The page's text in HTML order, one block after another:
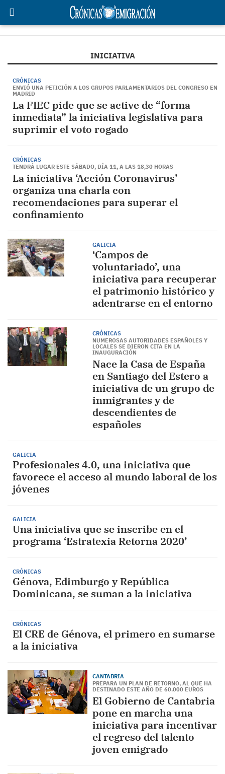
INICIATIVA
CRÓNICAS
ENVIÓ UNA PETICIÓN A LOS GRUPOS PARLAMENTARIOS DEL CONGRESO EN
MADRID
La FIEC pide que se active de “forma
inmediata” la iniciativa legislativa para
suprimir el voto rogado
CRÓNICAS
TENDRÁ LUGAR ESTE SÁBADO, DÍA 11, A LAS 18,30 HORAS
La iniciativa ‘Acción Coronavirus’
organiza una charla con
recomendaciones para superar el
confinamiento
GALICIA
‘Campos de
voluntariado’, una
iniciativa para recuperar
el patrimonio histórico y
adentrarse en el entorno
CRÓNICAS
NUMEROSAS AUTORIDADES ESPAÑOLES Y
LOCALES SE DIERON CITA EN LA
INAUGURACIÓN
Nace la Casa de España
en Santiago del Estero a
iniciativa de un grupo de
inmigrantes y de
descendientes de
españoles
GALICIA
Profesionales 4.0, una iniciativa que
favorece el acceso al mundo laboral de los
jóvenes
GALICIA
Una iniciativa que se inscribe en el
programa ‘Estratexia Retorna 2020’
CRÓNICAS
Génova, Edimburgo y República
Dominicana, se suman a la iniciativa
CRÓNICAS
El CRE de Génova, el primero en sumarse
a la iniciativa
CANTABRIA
PREPARA UN PLAN DE RETORNO, AL QUE HA
DESTINADO ESTE AÑO DE 60.000 EUROS
El Gobierno de Cantabria
pone en marcha una
iniciativa para incentivar
el regreso del talento
joven emigrado